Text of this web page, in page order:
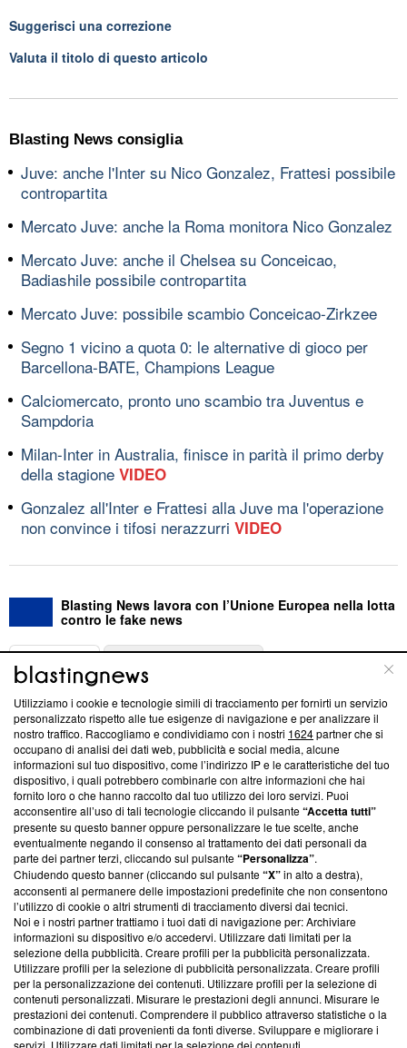
Suggerisci una correzione
Valuta il titolo di questo articolo
Blasting News consiglia
Juve: anche l'Inter su Nico Gonzalez, Frattesi possibile
contropartita
Mercato Juve: anche la Roma monitora Nico Gonzalez
Mercato Juve: anche il Chelsea su Conceicao,
Badiashile possibile contropartita
Mercato Juve: possibile scambio Conceicao-Zirkzee
Segno 1 vicino a quota 0: le alternative di gioco per
Barcellona-BATE, Champions League
Calciomercato, pronto uno scambio tra Juventus e
Sampdoria
Milan-Inter in Australia, finisce in parità il primo derby
della stagione VIDEO
Gonzalez all'Inter e Frattesi alla Juve ma l'operazione
non convince i tifosi nerazzurri VIDEO
Blasting News lavora con l’Unione Europea nella lotta
contro le fake news
ABOUT
Questa sezione offre informazioni trasparenti su Blasting
News, sui nostri processi editoriali e su come ci impegniamo a
creare news di qualità. Inoltre, afferma la nostra aderenza a
‘Trust Project - News with Integrity’Blasting News non è
ancora membro del programma, ma ha richiesto di farne
parte; Trust Project non ha ancora effettuato una verifica di
conformità agli standard.
Su di noi
Team editoriale
Corporate
Redazione
Informativa Privacy
Cookie Policy
Utilizziamo i cookie e tecnologie simili di tracciamento per fornirti un servizio
personalizzato rispetto alle tue esigenze di navigazione e per analizzare il
nostro traffico. Raccogliamo e condividiamo con i nostri 1624partner che si
occupano di analisi dei dati web, pubblicità e social media, alcune
informazioni sul tuo dispositivo, come l’indirizzo IP e le caratteristiche del tuo
dispositivo, i quali potrebbero combinarle con altre informazioni che hai
fornito loro o che hanno raccolto dal tuo utilizzo dei loro servizi. Puoi
acconsentire all’uso di tali tecnologie cliccando il pulsante“Accetta tutti”
presente su questo banner oppure personalizzare le tue scelte, anche
eventualmente negando il consenso al trattamento dei dati personali da
parte dei partner terzi, cliccando sul pulsante“Personalizza”.
Chiudendo questo banner (cliccando sul pulsante“X”in alto a destra),
acconsenti al permanere delle impostazioni predefinite che non consentono
l’utilizzo di cookie o altri strumenti di tracciamento diversi dai tecnici.
Noi e i nostri partner trattiamo i tuoi dati di navigazione per: Archiviare
informazioni su dispositivo e/o accedervi. Utilizzare dati limitati per la
selezione della pubblicità. Creare profili per la pubblicità personalizzata.
Utilizzare profili per la selezione di pubblicità personalizzata. Creare profili
per la personalizzazione dei contenuti. Utilizzare profili per la selezione di
contenuti personalizzati. Misurare le prestazioni degli annunci. Misurare le
prestazioni dei contenuti. Comprendere il pubblico attraverso statistiche o la
combinazione di dati provenienti da fonti diverse. Sviluppare e migliorare i
servizi. Utilizzare dati limitati per la selezione dei contenuti.